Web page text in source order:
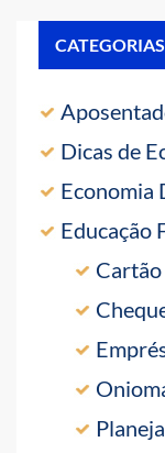
CATEGORIAS
Dicas de
Economia
Educação